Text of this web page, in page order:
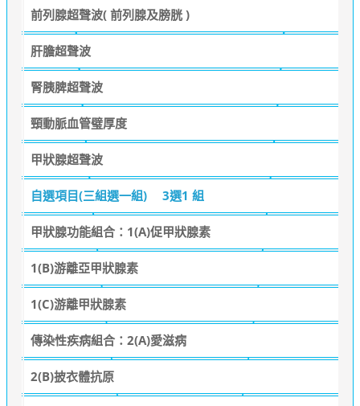
前列腺超聲波( 前列腺及膀胱 )
肝膽超聲波
腎胰脾超聲波
頸動脈血管璧厚度
甲狀腺超聲波
自選項目(三組選一組) 3選1 組
甲狀腺功能組合：1(A)促甲狀腺素
1(B)游離亞甲狀腺素
1(C)游離甲狀腺素
傳染性疾病組合：2(A)愛滋病
2(B)披衣體抗原